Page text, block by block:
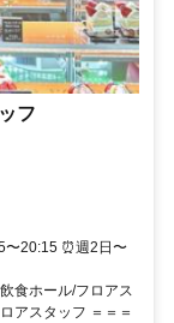
フ
〜20:15 ⏰週2日〜
食ホール/フロアス
アスタッフ ＝＝＝